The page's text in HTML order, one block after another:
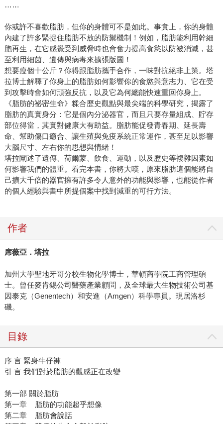
……
你或許不喜歡脂肪，但你的身體可不是如此。事實上，你的身體
內建了許多緊捉住脂肪不放的防禦機制！例如，脂肪能利用幹細
胞再生，在它感覺受到威脅時也會奮力提高食慾以防被消滅，甚
至利用細菌、遺傳與病毒來擴張版圖！
想要瘦個十公斤？你得跟脂肪攜手合作，一味對抗絕非上策。塔
拉博士解釋了你身上的脂肪如何影響你的食慾與意志力、它在受
到攻擊時會如何頑強反抗，以及它為何總能快速重回你身上。
《脂肪的祕密生命》糅合歷史觀點與最尖端的科學研究，揭露了
脂肪的真實身分：它是個內分泌器官，而且只要存量組成、貯存
部位得當，其實對健康大有助益。脂肪能促發青春期、延長壽
命、幫助傷口癒合、讓生殖與免疫系統正常運作，甚至足以影響
大腦尺寸、左右你的思想與情緒！
塔拉闡述了遺傳、荷爾蒙、飲食、運動，以及歷史等複雜因素如
何影響我們的體重。看完本書，你將大嘆，原來脂肪這個能將自
己擴大千倍的器官擁有許多令人意外的功能與影響，也能從作者
的個人經驗與書中所提個案中找到減重的可行方法。
作者
席薇亞．塔拉
加州大學聖地牙哥分校生物化學博士，華頓商學院工商管理碩
士。曾任麥肯錫公司醫藥產業顧問，及全球最大生物技術公司基
因泰克（Genentech）和安進（Amgen）科學專員。現居洛杉
磯。
目錄
序 言 緊身牛仔褲
引 言 我們對於脂肪的觀感正在改變
第一部 關於脂肪
第一章 脂肪的功能超乎想像
第二章 脂肪會說話